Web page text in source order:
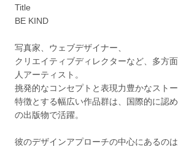
Title
BE KIND
写真家、ウェブデザイナー、
クリエイティブディレクターなど、多方
人アーティスト。
挑発的なコンセプトと表現力豊かなスト
特徴とする幅広い作品群は、国際的に認
の出版物で活躍。
彼のデザインアプローチの中心にあるのは